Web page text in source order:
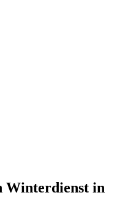
Winterdienst in